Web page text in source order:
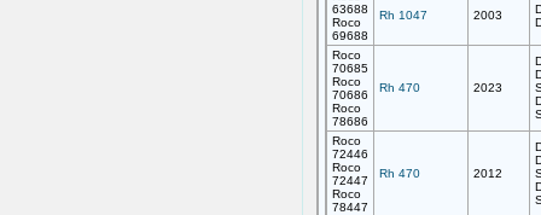
63688
Roco
69688
Rh 1047 2003
Roco
70685
Roco
70686
Roco
78686
Rh 470 2023
Roco
72446
Roco
72447
Roco
78447
Rh 470 2012